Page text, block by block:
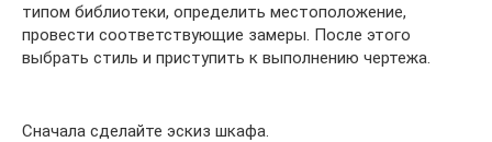
типом библиотеки, определить местоположение,
провести соответствующие замеры. После этого
выбрать стиль и приступить к выполнению чертежа.
Сначала сделайте эскиз шкафа.